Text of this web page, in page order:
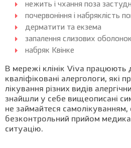
нежить і чхання поза
почервоніння і набряклість
дерматити та екзема
запалення слизових оболонок
набряк Квінке
В мережі клінік Viva працюють
кваліфіковані алергологи, які
лікування різних видів
знайшли у себе вищеописані
не займайтеся самолікуванням,
безконтрольний прийом
ситуацію.